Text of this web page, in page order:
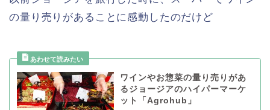
の量り売りがあることに感動したのだけど
ワインやお惣菜の量り売りがあ
るジョージアのハイパーマーケ
ット「Agrohub」